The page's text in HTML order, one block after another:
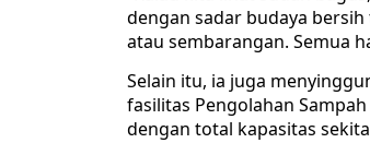
dengan sadar budaya
atau sembarangan. Semua
Selain itu, ia juga
fasilitas Pengolahan
dengan total kapasitas